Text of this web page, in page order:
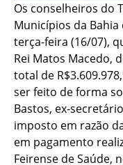
Os conselheiros do
Municípios da
terça-feira (16/07),
Rei Matos Macedo,
total de
ser feito de forma
Bastos, ex-
imposto em razão
em pagamento
Feirense de Saúde,